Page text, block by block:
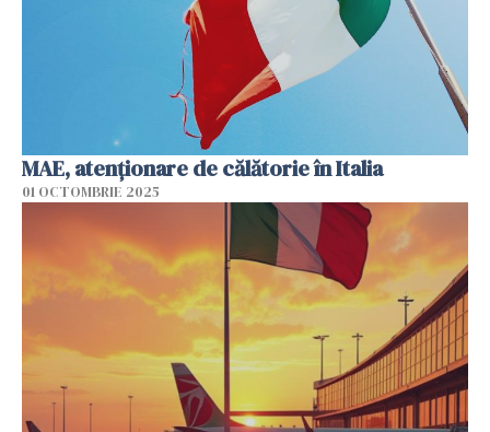
MAE, atenţionare de călătorie în Italia
01 OCTOMBRIE 2025